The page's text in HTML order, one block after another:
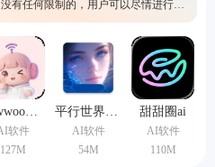
有任何限制的，用户可以尽情进行聊
也可以开启群聊模式、语音朗读等
软件
127M
AI软件
54M
甜甜圈ai
AI软件
110M